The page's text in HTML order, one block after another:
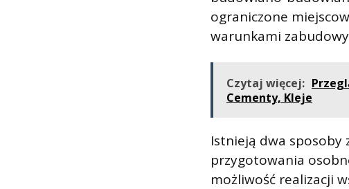
ograniczone
warunkami
Czytaj więcej:
Cementy, Kleje
Istnieją dwa
przygotowania
możliwość realizacji